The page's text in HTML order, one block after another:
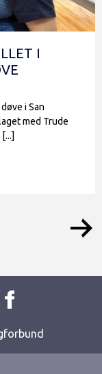
I
i San
med Trude